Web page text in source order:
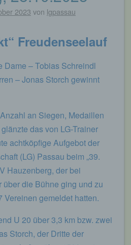
2023 von lgpassau
Freudenseelauf
Dame – Tobias Schreindl
– Jonas Storch gewinnt
an Siegen, Medaillen
das von LG-Trainer
achtköpfige Aufgebot der
(LG) Passau beim „39.
Hauzenberg, der bei
die Bühne ging und zu
Vereinen gemeldet hatten.
U 20 über 3,3 km bzw. zwei
Storch, der Dritte der